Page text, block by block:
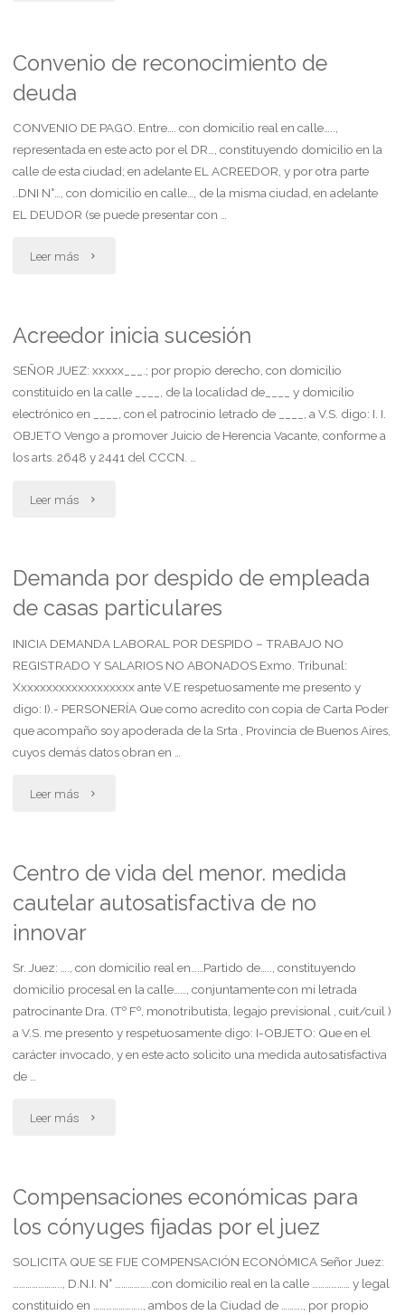
de
autoriza.
Convenio de reconocimiento de
deuda
CONVENIO DE PAGO. Entre…. con domicilio real en calle…..,
representada en este acto por el DR…, constituyendo domicilio en la
calle de esta ciudad; en adelante EL ACREEDOR, y por otra parte
..DNI N°…, con domicilio en calle…, de la misma ciudad, en adelante
EL DEUDOR (se puede presentar con …
Leer más "Convenio
reconocimiento
de
deuda"
Acreedor inicia sucesión
SEÑOR JUEZ: xxxxx___.; por propio derecho, con domicilio
constituido en la calle ____, de la localidad de____ y domicilio
electrónico en ____, con el patrocinio letrado de ____, a V.S. digo: I. I.
OBJETO Vengo a promover Juicio de Herencia Vacante, conforme a
los arts. 2648 y 2441 del CCCN. …
Leer más "Acreedor
sucesión"
Demanda por despido de empleada
de casas particulares
INICIA DEMANDA LABORAL POR DESPIDO – TRABAJO NO
REGISTRADO Y SALARIOS NO ABONADOS Exmo. Tribunal:
Xxxxxxxxxxxxxxxxxxx ante V.E respetuosamente me presento y
digo: I).- PERSONERÍA Que como acredito con copia de Carta Poder
que acompaño soy apoderada de la Srta , Provincia de Buenos Aires,
cuyos demás datos obran en …
Leer más "Demanda
despido
de
empleada
de
casas
Centro de vida del menor. medida
cautelar autosatisfactiva de no
innovar
Sr. Juez: …., con domicilio real en……Partido de….., constituyendo
domicilio procesal en la calle……, conjuntamente con mi letrada
patrocinante Dra. (Tº Fº, monotributista, legajo previsional , cuit/cuil )
a V.S. me presento y respetuosamente digo: I-OBJETO: Que en el
carácter invocado, y en este acto solicito una medida autosatisfactiva
de …
Leer más "Centro
del
menor.
Compensaciones económicas para
los cónyuges fijadas por el juez
SOLICITA QUE SE FIJE COMPENSACIÓN ECONÓMICA Señor Juez:
………………….., D.N.I. N° ……………..con domicilio real en la calle ……………… y legal
constituido en ………………….., ambos de la Ciudad de ………., por propio